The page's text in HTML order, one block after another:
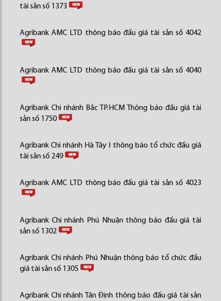
tài sản số 1373
Agribank AMC LTD thông báo đấu giá tài sản số 4042
Agribank AMC LTD thông báo đấu giá tài sản số 4040
Agribank Chi nhánh Bắc TP.HCM Thông báo đấu giá tài
sản số 1750
Agribank Chi nhánh Hà Tây I thông báo tổ chức đấu giá
tài sản số 249
Agribank AMC LTD thông báo đấu giá tài sản số 4023
Agribank Chi nhánh Phú Nhuận thông báo đấu giá tài
sản số 1302
Agribank Chi nhánh Phú Nhuận thông báo tổ chức đấu
giá tài sản số 1305
Agribank Chi nhánh Tân Định thông báo đấu giá tài sản